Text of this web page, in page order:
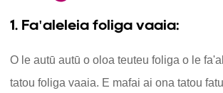
1. Fa'aleleia foliga vaaia:
O le autū autū o oloa teuteu foliga o le
tatou foliga vaaia. E mafai ai ona tatou